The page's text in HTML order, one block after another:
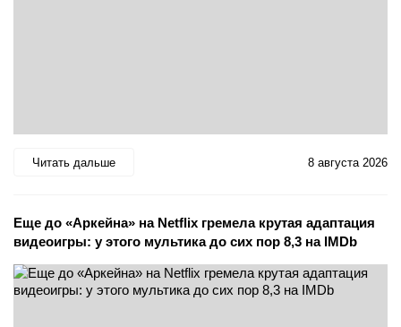
Читать дальше 8 августа 2026
Еще до «Аркейна» на Netflix гремела крутая адаптация
видеоигры: у этого мультика до сих пор 8,3 на IMDb